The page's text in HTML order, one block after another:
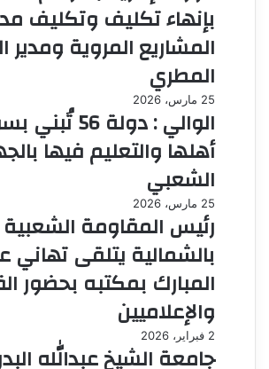
بإنهاء تكليف وتكليف
المشاريع المروية ومدير
المطري
25 مارس، 2026
الوالي : دولة 56
أهلها والتعليم فيها
الشعبي
25 مارس، 2026
رئيس المقاومة الشعبية
بالشمالية يتلقى تهاني
المبارك بمكتبه بحضور
والإعلاميين
2 فبراير، 2026
جامعة الشيخ عبدالله